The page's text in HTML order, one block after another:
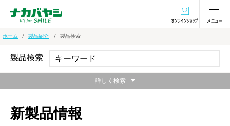
オンラインショ
ホーム 製品紹介 製品検索
新製品情報
製品検索
詳しく検索